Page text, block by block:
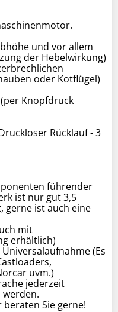
und vor allem
der Hebelwirkung)
oder Kotflügel)
Knopfdruck
Rücklauf - 3
führender
ist nur gut 3,5
gerne ist auch eine
mit
erhältlich)
(Es
uvm.)
jederzeit
beraten Sie gerne!